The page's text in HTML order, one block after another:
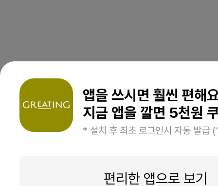
앱을 쓰시면 훨씬 편해
지금 앱을 깔면 5천원
* 설치 후 최초 로그인시 자동 발급
편리한 앱으로 보기